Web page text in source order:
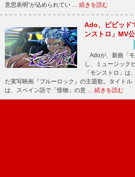
意思表明”が込められてい … 続きを読む
Ado、ビビッド
ンストロ」MV
Adoが、新曲「
し、ミュージッ
「モンストロ」は
た実写映画『ブルーロック』の主題歌。タイトル
は、スペイン語で「怪物」の意 … 続きを読む